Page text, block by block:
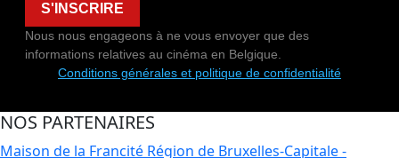
S'INSCRIRE
Nous nous engageons à ne vous envoyer que des
informations relatives au cinéma en Belgique.
Conditions générales et politique de confidentialité
NOS PARTENAIRES
Maison de la Francité Région de Bruxelles-Capitale -